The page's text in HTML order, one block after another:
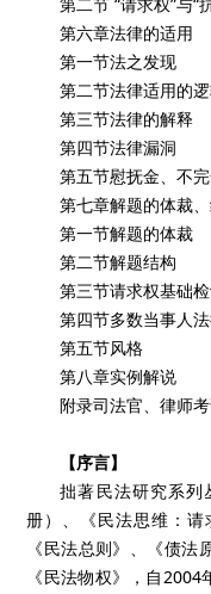
第六章法律的适用
第一节法之发现
第二节法律适用的
第三节法律的解释
第四节法律漏洞
第五节慰抚金、不
第七章解题的体裁
第一节解题的体裁
第二节解题结构
第三节请求权基础
第四节多数当事人
第五节风格
第八章实例解说
附录司法官、律师
【序言】
拙著民法研究系列
册）、《民法思维：请
《民法总则》、《债
《民法物权》，自